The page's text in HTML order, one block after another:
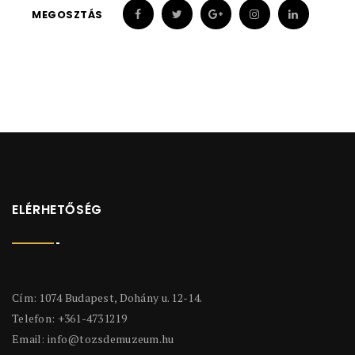
MEGOSZTÁS
ELÉRHETŐSÉG
Cím: 1074 Budapest, Dohány u. 12-14.
Telefon: +361-4731219
Email: info@tozsdemuzeum.hu